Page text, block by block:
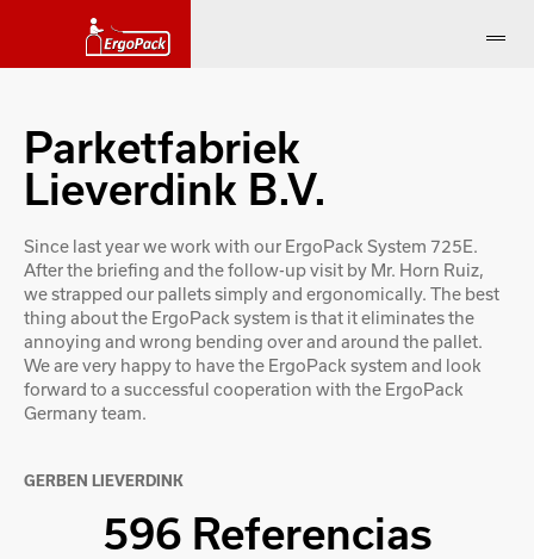
Parketfabriek
Lieverdink B.V.
Since last year we work with our ErgoPack System 725E.
After the briefing and the follow-up visit by Mr. Horn Ruiz,
we strapped our pallets simply and ergonomically. The best
thing about the ErgoPack system is that it eliminates the
annoying and wrong bending over and around the pallet.
We are very happy to have the ErgoPack system and look
forward to a successful cooperation with the ErgoPack
Germany team.
GERBEN LIEVERDINK
596 Referencias